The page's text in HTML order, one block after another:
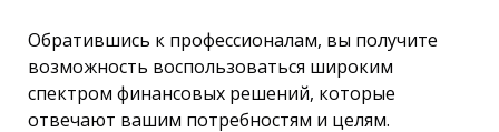
Обратившись к профессионалам, вы получите
возможность воспользоваться широким
спектром финансовых решений, которые
отвечают вашим потребностям и целям.